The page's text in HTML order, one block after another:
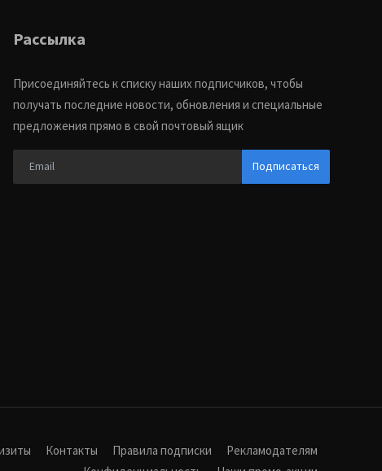
Рассылка
Присоединяйтесь к списку наших подписчиков, чтобы
получать последние новости, обновления и специальные
предложения прямо в свой почтовый ящик
Подписаться
Контакты Правила подписки
Рекламодателям